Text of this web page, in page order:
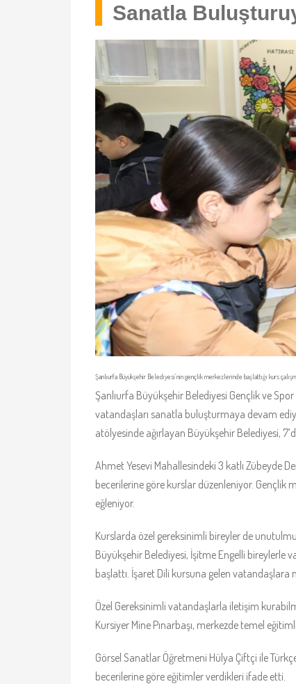
Sanatla
Şanlıurfa Büyükşehir Belediyesi’nin gençlik merkezlerinde başlattığı kurs
Şanlıurfa Büyükşehir Belediyesi Gençlik ve
vatandaşları sanatla buluşturmaya devam
atölyesinde ağırlayan Büyükşehir Belediyesi,
Ahmet Yesevi Mahallesindeki 3 katlı Zübeyde
becerilerine göre kurslar düzenleniyor. Gençlik
eğleniyor.
Kurslarda özel gereksinimli bireyler de
Büyükşehir Belediyesi, İşitme Engelli bireylerle
başlattı. İşaret Dili kursuna gelen
Özel Gereksinimli vatandaşlarla iletişim
Kursiyer Mine Pınarbaşı, merkezde temel
Görsel Sanatlar Öğretmeni Hülya Çiftçi ile
becerilerine göre eğitimler verdikleri ifade etti.